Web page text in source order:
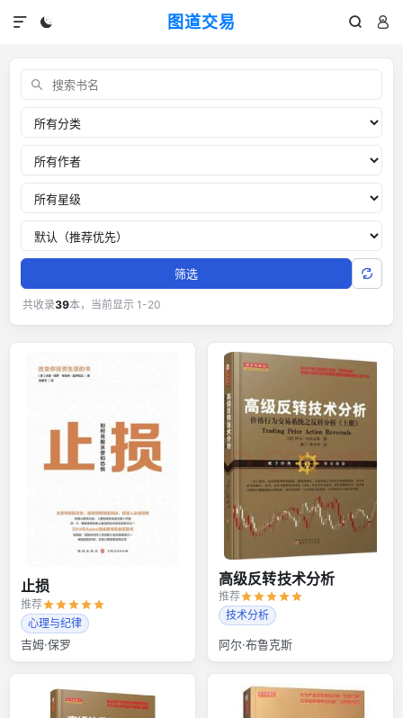
图道交易
  

交易书单：外汇黄金交易经典书籍
关键词
分类
作者
推荐星级
排序
筛选
共收录39本，当前显示 1-20
止损
推荐
心理与纪律
吉姆·保罗
高级反转技术分析
推荐
技术分析
阿尔·布鲁克斯